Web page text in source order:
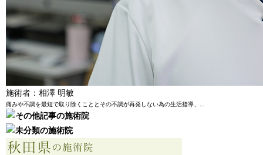
施術者：相澤 明敏
痛みや不調を最短で取り除くこととその不調が再発しない為の生活指導、...